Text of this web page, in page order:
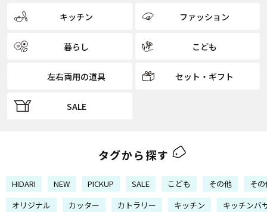
キッチン ファッション
暮らし こども
左右両用の道具 セット・ギフト
SALE
タグから探す
HIDARI NEW PICKUP SALE こども その他
そ
オリジナル
カッター カトラリー キッチン
キッチンバ